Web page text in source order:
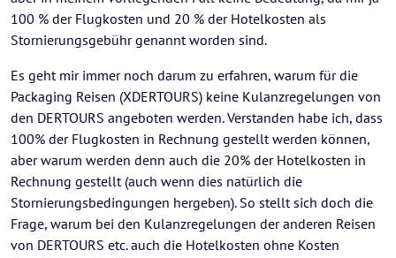
100 % der Flugkosten und 20 % der Hotelkosten als
Stornierungsgebühr genannt worden sind.
Es geht mir immer noch darum zu erfahren, warum für die
Packaging Reisen (XDERTOURS) keine Kulanzregelungen von
den DERTOURS angeboten werden. Verstanden habe ich, dass
100% der Flugkosten in Rechnung gestellt werden können,
aber warum werden denn auch die 20% der Hotelkosten in
Rechnung gestellt (auch wenn dies natürlich die
Stornierungsbedingungen hergeben). So stellt sich doch die
Frage, warum bei den Kulanzregelungen der anderen Reisen
von DERTOURS etc. auch die Hotelkosten ohne Kosten